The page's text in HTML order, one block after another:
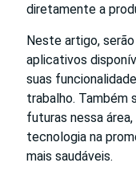
diretamente a
Neste artigo,
aplicativos
suas
trabalho. Também
futuras nessa
tecnologia na
mais saudáveis.